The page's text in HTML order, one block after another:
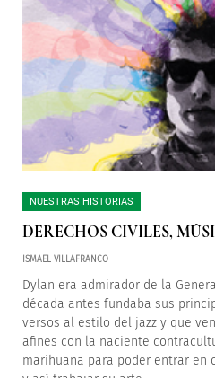
NUESTRAS HISTORIAS
DERECHOS CIVILES,
ISMAEL VILLAFRANCO
Dylan era admirador de la
década antes fundaba sus
versos al estilo del jazz y que
afines con la naciente
marihuana para poder entrar en